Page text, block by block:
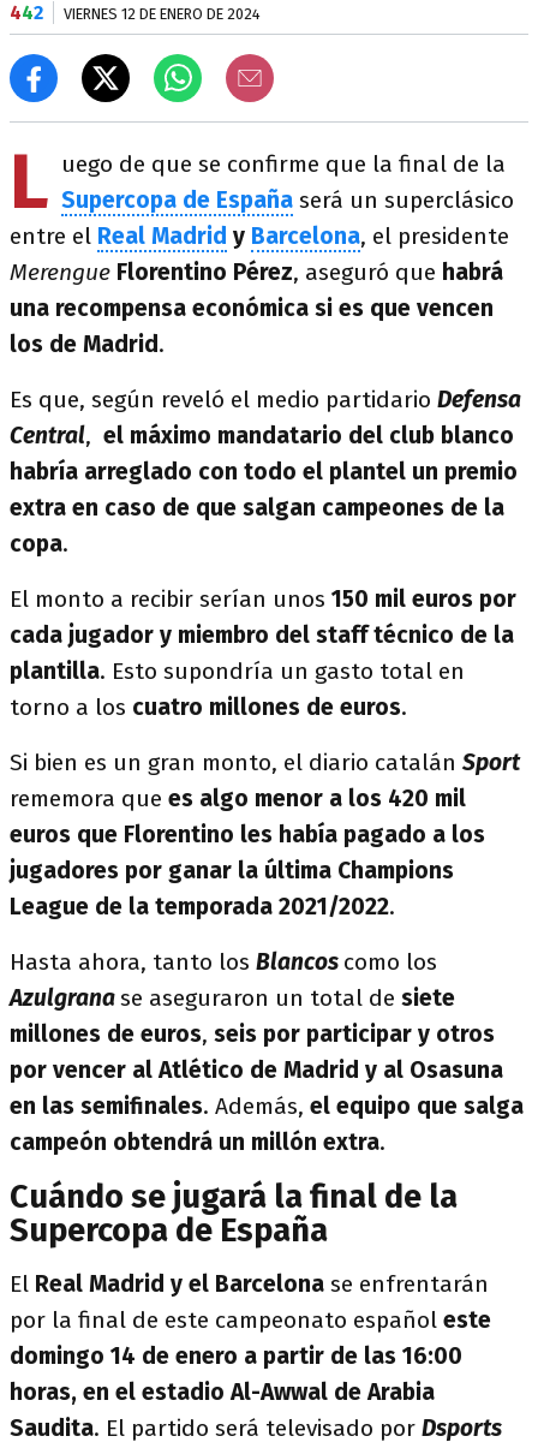
442 VIERNES 12 DE ENERO DE 2024
L uego de que se confirme que la final de la
Supercopa de España será un superclásico
entre el Real Madrid y Barcelona, el presidente
Merengue Florentino Pérez, aseguró que habrá
una recompensa económica si es que vencen
los de Madrid.
Es que, según reveló el medio partidario Defensa
Central, el máximo mandatario del club blanco
habría arreglado con todo el plantel un premio
extra en caso de que salgan campeones de la
copa.
El monto a recibir serían unos 150 mil euros por
cada jugador y miembro del staff técnico de la
plantilla. Esto supondría un gasto total en
torno a los cuatro millones de euros.
Si bien es un gran monto, el diario catalán Sport
rememora que es algo menor a los 420 mil
euros que Florentino les había pagado a los
jugadores por ganar la última Champions
League de la temporada 2021/2022.
Hasta ahora, tanto los Blancos como los
Azulgranase aseguraron un total de siete
millones de euros, seis por participar y otros
por vencer al Atlético de Madrid y al Osasuna
en las semifinales. Además, el equipo que salga
campeón obtendrá un millón extra.
Cuándo se jugará la final de la
Supercopa de España
El Real Madrid y el Barcelona se enfrentarán
por la final de este campeonato español este
domingo 14 de enero a partir de las 16:00
horas, en el estadio Al-Awwal de Arabia
Saudita. El partido será televisado por Dsports